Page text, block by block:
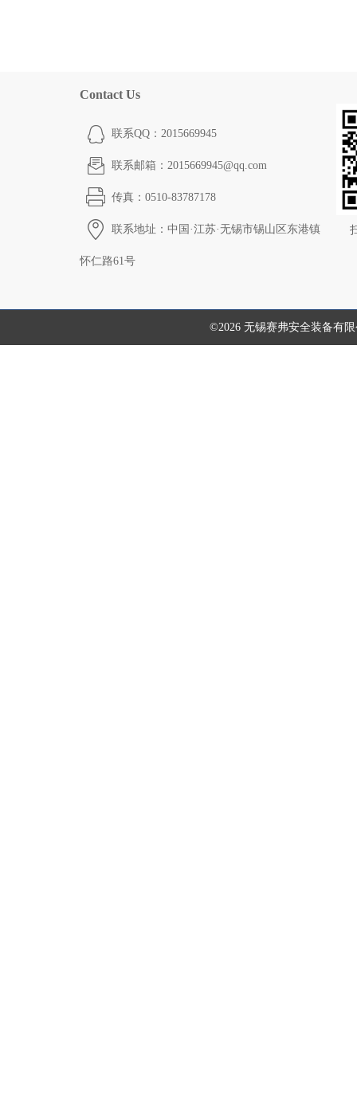
Contact Us
联系QQ：2015669945
联系邮箱：2015669945@qq.com
传真：0510-83787178
联系地址：中国·江苏·无锡市锡山区东港镇
怀仁路61号
©2026 无锡赛弗安全装备有